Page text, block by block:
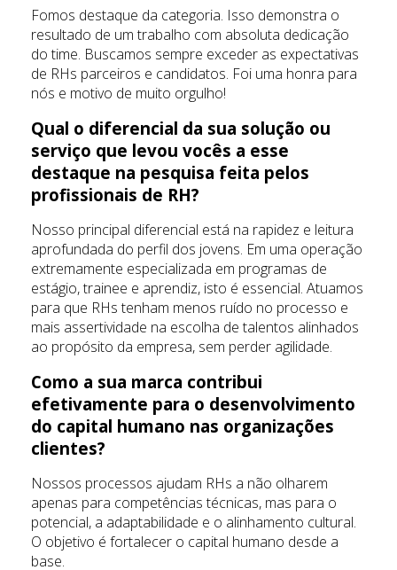
Fomos destaque da categoria. Isso demonstra o
resultado de um trabalho com absoluta dedicação
do time. Buscamos sempre exceder as expectativas
de RHs parceiros e candidatos. Foi uma honra para
nós e motivo de muito orgulho!
Qual o diferencial da sua solução ou
serviço que levou vocês a esse
destaque na pesquisa feita pelos
profissionais de RH?
Nosso principal diferencial está na rapidez e leitura
aprofundada do perfil dos jovens. Em uma operação
extremamente especializada em programas de
estágio, trainee e aprendiz, isto é essencial. Atuamos
para que RHs tenham menos ruído no processo e
mais assertividade na escolha de talentos alinhados
ao propósito da empresa, sem perder agilidade.
Como a sua marca contribui
efetivamente para o desenvolvimento
do capital humano nas organizações
clientes?
Nossos processos ajudam RHs a não olharem
apenas para competências técnicas, mas para o
potencial, a adaptabilidade e o alinhamento cultural.
O objetivo é fortalecer o capital humano desde a
base.